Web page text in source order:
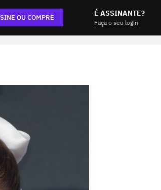
OU COMPRE É ASSINANTE?
Faça o seu login